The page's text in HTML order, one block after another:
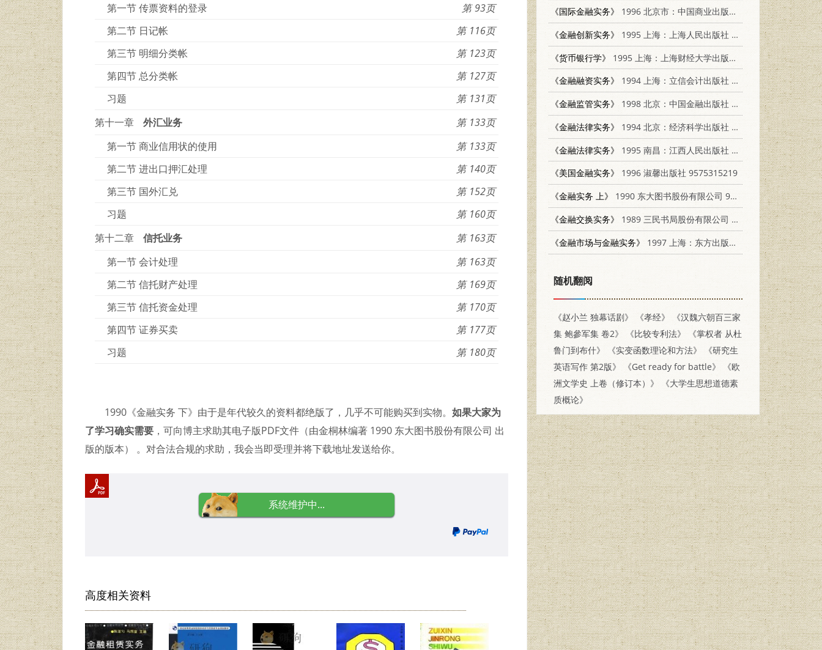
第一节 传票资料的登录
93
第二节 日记帐
116
第三节 明细分类帐
123
第四节 总分类帐
127
习题
131
第十一章
外汇业务
133
第一节 商业信用状的使用
133
第二节 进出口押汇处理
140
第三节 国外汇兑
152
习题
160
第十二章
信托业务
163
第一节 会计处理
163
第二节 信托财产处理
169
第三节 信托资金处理
170
第四节 证券买卖
177
习题
180
1990《金融实务 下》由于是年代较久的资料都绝版了，几乎不可能购买到实物。 如果大家为
了学习确实需要 ，可向博主求助其电子版PDF文件（由金桐林编著 1990 东大图书股份有限公司 出
版的版本） 。对合法合规的求助，我会当即受理并将下载地址发送给你。
系统维护中...
高度相关资料
《国际金融实务》
1996 北京市：中国商业出版社 7504428345
《金融创新实务》
1995 上海：上海人民出版社 7208020760
《货币银行学》
1995 上海：上海财经大学出版社 7810490265
《金融融资实务》
1994 上海：立信会计出版社 7542901958
《金融监管实务》
1998 北京：中国金融出版社 7504919489
《金融法律实务》
1994 北京：经济科学出版社 7505807056
《金融法律实务》
1995 南昌：江西人民出版社 7210015507
《美国金融实务》
1996 淑馨出版社 9575315219
《金融实务 上》
1990 东大图书股份有限公司 9571912611
《金融交换实务》
1989 三民书局股份有限公司 9571404330
《金融市场与金融实务》
1997 上海：东方出版中心 7806270817
随机翻阅
《赵小兰 独幕话剧》 《孝经》
《汉魏六朝百三家
集 鲍參军集 卷2》
《比较专利法》
《掌权者 从杜
鲁门到布什》
《实变函数理论和方法》
《研究生
英语写作 第2版》
《Get ready for battle》
《欧
洲文学史 上卷（修订本）》
《大学生思想道德素
质概论》